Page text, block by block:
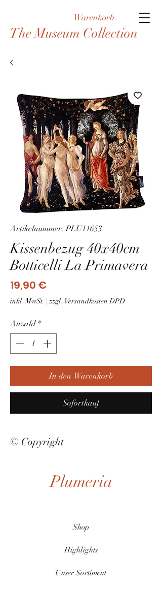
Warenkorb
The Museum Collection
Artikelnummer: PLU11653
Kissenbezug 40x40cm
Botticelli La Primavera
19,90 €
inkl. MwSt. | zzgl. Versandkosten DPD
Anzahl *
In den Warenkorb
Sofortkauf
© Copyright
Plumeria
Shop
Highlights
Unser Sortiment